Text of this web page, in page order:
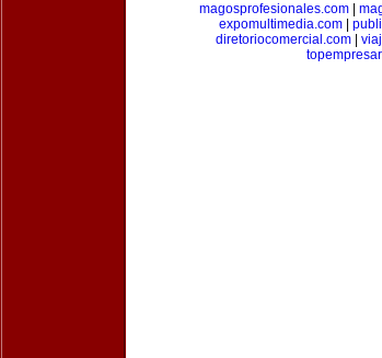
magosprofesionales.com
expomultimedia.com
diretoriocomercial.com